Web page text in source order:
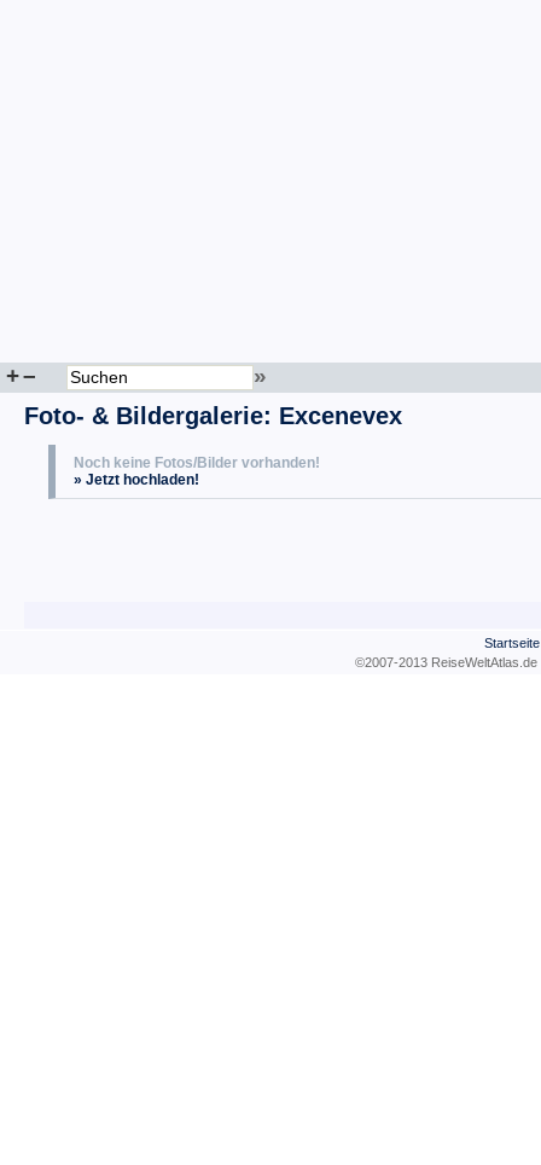
+– »
Foto- & Bildergalerie: Excenevex
Noch keine Fotos/Bilder vorhanden!
» Jetzt hochladen!
Startseite
©2007-2013